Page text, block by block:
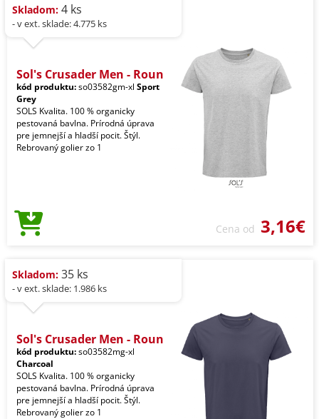
Skladom: 4 ks
- v ext. sklade: 4.775 ks
Sol's Crusader Men - Roun
kód produktu:so03582gm-xl Sport
Grey
SOLS Kvalita. 100 % organicky
pestovaná bavlna. Prírodná úprava
pre jemnejší a hladší pocit. Štýl.
Rebrovaný golier zo 1
Cena od 3,16€
Skladom: 35 ks
- v ext. sklade: 1.986 ks
Sol's Crusader Men - Roun
kód produktu:so03582mg-xl
Charcoal
SOLS Kvalita. 100 % organicky
pestovaná bavlna. Prírodná úprava
pre jemnejší a hladší pocit. Štýl.
Rebrovaný golier zo 1